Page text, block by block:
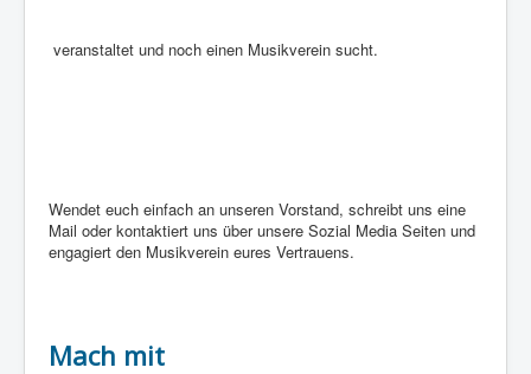
veranstaltet und noch einen Musikverein sucht.
Wendet euch einfach an unseren Vorstand, schreibt uns eine
Mail oder kontaktiert uns über unsere Sozial Media Seiten und
engagiert den Musikverein eures Vertrauens.
Mach mit